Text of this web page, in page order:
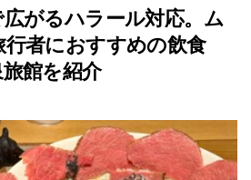
がるハラール対応。ム
者におすすめの飲食
館を紹介